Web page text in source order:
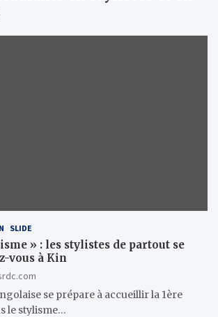
SLIDE
» : les stylistes de partout se
vous à Kin
se prépare à accueillir la 1ère
le stylisme…